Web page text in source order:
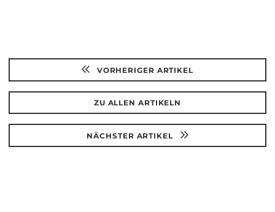
VORHERIGER ARTIKEL
ZU ALLEN ARTIKELN
NÄCHSTER ARTIKEL